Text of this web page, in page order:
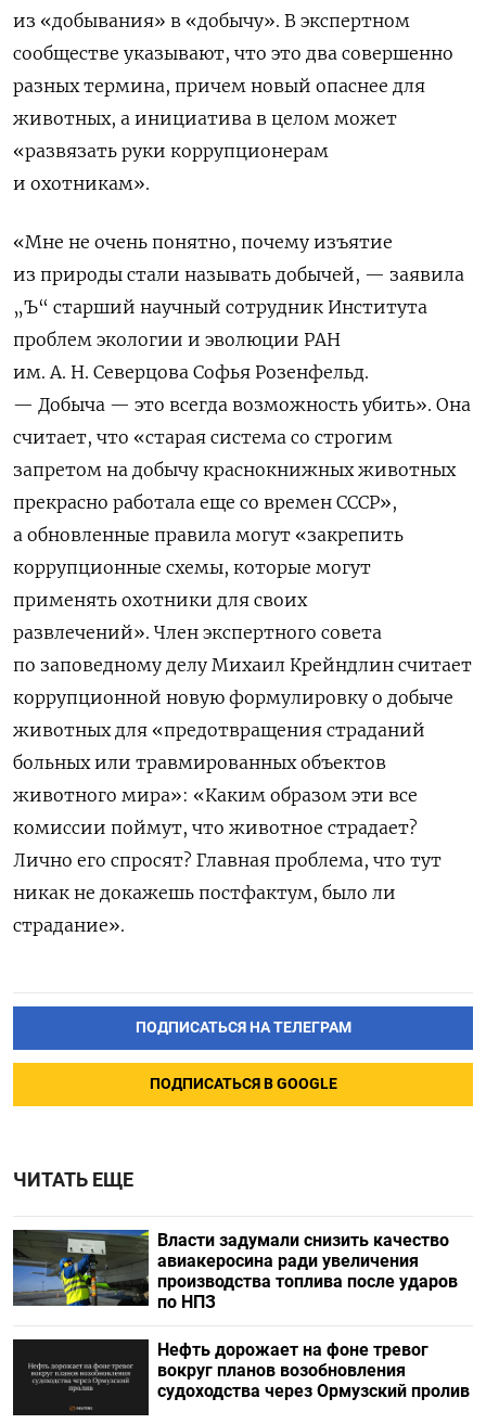
из «добывания» в «добычу». В экспертном
сообществе указывают, что это два совершенно
разных термина, причем новый опаснее для
животных, а инициатива в целом может
«развязать руки коррупционерам
и охотникам».
«Мне не очень понятно, почему изъятие
из природы стали называть добычей, — заявила
„Ъ“ старший научный сотрудник Института
проблем экологии и эволюции РАН
им. А. Н. Северцова Софья Розенфельд.
— Добыча — это всегда возможность убить». Она
считает, что «старая система со строгим
запретом на добычу краснокнижных животных
прекрасно работала еще со времен СССР»,
а обновленные правила могут «закрепить
коррупционные схемы, которые могут
применять охотники для своих
развлечений». Член экспертного совета
по заповедному делу Михаил Крейндлин считает
коррупционной новую формулировку о добыче
животных для «предотвращения страданий
больных или травмированных объектов
животного мира»: «Каким образом эти все
комиссии поймут, что животное страдает?
Лично его спросят? Главная проблема, что тут
никак не докажешь постфактум, было ли
страдание».
ПОДПИСАТЬСЯ НА ТЕЛЕГРАМ
ПОДПИСАТЬСЯ В GOOGLE
ЧИТАТЬ ЕЩЕ
Власти задумали снизить качество
авиакеросина ради увеличения
производства топлива после ударов
по НПЗ
Нефть дорожает на фоне тревог
вокруг планов возобновления
судоходства через Ормузский пролив